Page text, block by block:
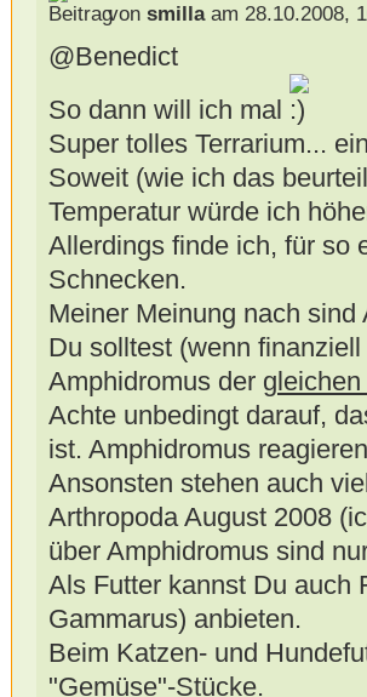
von smillaam 28.10.2008,
@Benedict
So dann will ich mal
Super tolles Terrarium...
Soweit (wie ich das
Temperatur würde ich
Allerdings finde ich, für so
Schnecken.
Meiner Meinung nach
Du solltest (wenn
Amphidromus der gleichen
Achte unbedingt darauf,
ist. Amphidromus
Ansonsten stehen auch
Arthropoda August 2008
über Amphidromus sind
Als Futter kannst Du auch
Gammarus) anbieten.
Beim Katzen- und
"Gemüse"-Stücke.